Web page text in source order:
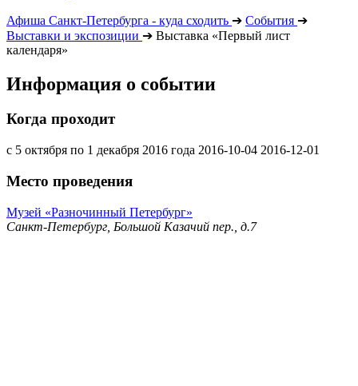
Афиша Санкт-Петербурга - куда сходить ➔ События ➔
Выставки и экспозиции ➔ Выставка «Первый лист
календаря»
Информация о событии
Когда проходит
с 5 октября по 1 декабря 2016 года 2016-10-04 2016-12-01
Место проведения
Музей «Разночинный Петербург»
Санкт-Петербург, Большой Казачий пер., д.7